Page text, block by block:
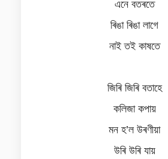
এনে বতৰতে
ৰিঙা ৰিঙা লাগে
নাই তই কাষতে
জিৰি জিৰি বতাহে
কলিজা কপায়
মন হ’ল উৰণীয়া
উৰি উৰি যায়